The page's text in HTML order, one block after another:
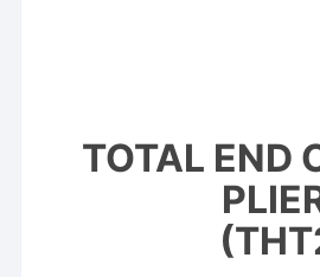
TOTAL END